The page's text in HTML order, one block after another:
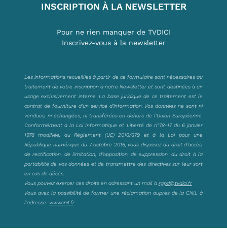
INSCRIPTION À LA NEWSLETTER
Pour ne rien manquer de TVDICI
Inscrivez-vous à la newsletter
Les informations recueillies à partir de ce formulaire sont nécessaires au
traitement de votre inscription à notre Newsletter et sont destinées à un
usage exclusivement interne. La base juridique de ce traitement est le
contrat de fourniture d’un service d’information. Vos données ne sont ni
vendues, ni échangées, ni transférées en dehors de l’Union Européenne.
Conformément à la Loi Informatique et Liberté de n°78-17 du 6 janvier
1978 modifiée, au Règlement (UE) 2016/679 et à la Loi pour une
République numérique du 7 octobre 2016, vous disposez du droit d’accès,
de rectification, de limitation, d’opposition, de suppression, du droit à la
portabilité de vos données et de transmettre des directives sur leur sort
en cas de décès.
Vous pouvez exercer ces droits en adressant un mail à rgpd@tvdici.fr
Vous avez la possibilité de former une réclamation auprès de la CNIL à
l’adresse: www.cnil.fr